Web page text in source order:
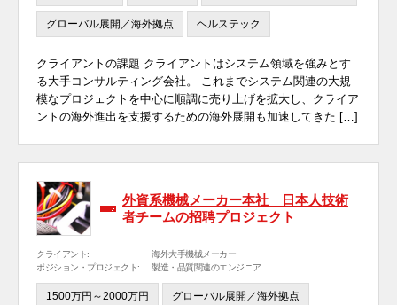
グローバル展開／海外拠点 ヘルステック
クライアントの課題 クライアントはシステム領域を強みとす
る大手コンサルティング会社。 これまでシステム関連の大規
模なプロジェクトを中心に順調に売り上げを拡大し、クライア
ントの海外進出を支援するための海外展開も加速してきた […]
外資系機械メーカー本社 日本人技術
者チームの招聘プロジェクト
クライアント:
海外大手機械メーカー
ポジション・プロジェクト:
製造・品質関連のエンジニア
1500万円～2000万円 グローバル展開／海外拠点